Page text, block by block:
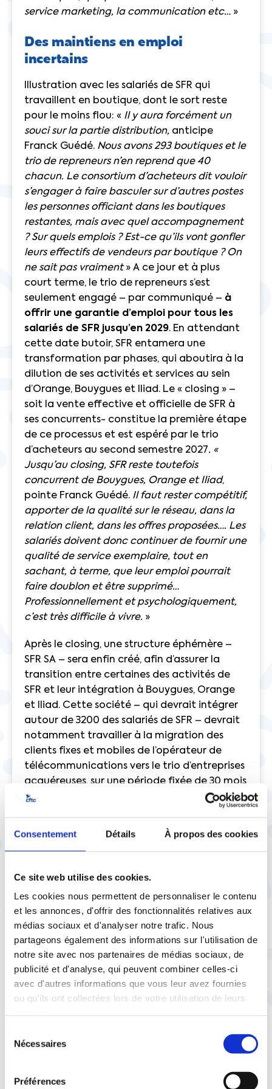
Consentement Détails À propos des cookies
Ce site web utilise des cookies.
Les cookies nous permettent de personnaliser le contenu
et les annonces, d'offrir des fonctionnalités relatives aux
médias sociaux et d'analyser notre trafic. Nous
partageons également des informations sur l'utilisation de
notre site avec nos partenaires de médias sociaux, de
publicité et d'analyse, qui peuvent combiner celles-ci
avec d'autres informations que vous leur avez fournies
ou qu'ils ont collectées lors de votre utilisation de leurs
Nécessaires
Préférences
service marketing, la communication etc… »
Des maintiens en emploi
incertains
Illustration avec les salariés de SFR qui
travaillent en boutique, dont le sort reste
pour le moins flou: « Il y aura forcément un
souci sur la partie distribution, anticipe
Franck Guédé. Nous avons 293 boutiques et le
trio de repreneurs n’en reprend que 40
chacun. Le consortium d’acheteurs dit vouloir
s’engager à faire basculer sur d’autres postes
les personnes officiant dans les boutiques
restantes, mais avec quel accompagnement
? Sur quels emplois ? Est-ce qu’ils vont gonfler
leurs effectifs de vendeurs par boutique ? On
ne sait pas vraiment» A ce jour et à plus
court terme, le trio de repreneurs s’est
seulement engagé – par communiqué – à
offrir une garantie d’emploi pour tous les
salariés de SFR jusqu’en 2029. En attendant
cette date butoir, SFR entamera une
transformation par phases, qui aboutira à la
dilution de ses activités et services au sein
d’Orange, Bouygues et Iliad. Le « closing » –
soit la vente effective et officielle de SFR à
ses concurrents- constitue la première étape
de ce processus et est espéré par le trio
d’acheteurs au second semestre 2027. «
Jusqu’au closing, SFR reste toutefois
concurrent de Bouygues, Orange et Iliad,
pointe Franck Guédé. Il faut rester compétitif,
apporter de la qualité sur le réseau, dans la
relation client, dans les offres proposées…. Les
salariés doivent donc continuer de fournir une
qualité de service exemplaire, tout en
sachant, à terme, que leur emploi pourrait
faire doublon et être supprimé…
Professionnellement et psychologiquement,
c’est très difficile à vivre. »
Après le closing, une structure éphémère –
SFR SA – sera enfin créé, afin d’assurer la
transition entre certaines des activités de
SFR et leur intégration à Bouygues, Orange
et Iliad. Cette société – qui devrait intégrer
autour de 3200 des salariés de SFR – devrait
notamment travailler à la migration des
clients fixes et mobiles de l’opérateur de
télécommunications vers le trio d’entreprises
acquéreuses, sur une période fixée de 30 mois
à 5 ans. «
Là encore, quand SFR SA aurait fait
davantage ce qu’il adviendra précisément
», regrette Franck Guédé.
Un rachat qui doit encore avoir
l’aval des autorités de la
concurrence
Alors qu’une première phase de pourparlers
commence début juillet entre les partenaires
pour objectif de négocier une batterie de
mesures ambitieuses,
pour accompagner et
garantie d’emploi de 3 ans – à laquelle se
communiqué – soit étendue à minima jusqu’à
juin 2030,
. Si le closing